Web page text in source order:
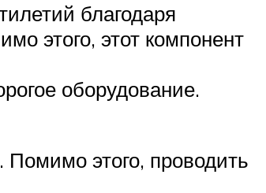
благодаря
этого, этот компонент
оборудование.
этого, проводить